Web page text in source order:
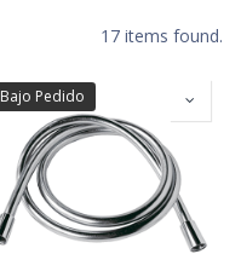
17 items found.
Bajo Pedido